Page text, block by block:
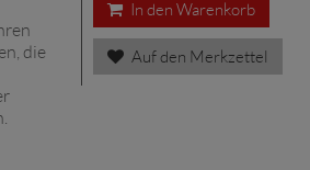
die
In den Warenkorb
Auf den Merkzettel